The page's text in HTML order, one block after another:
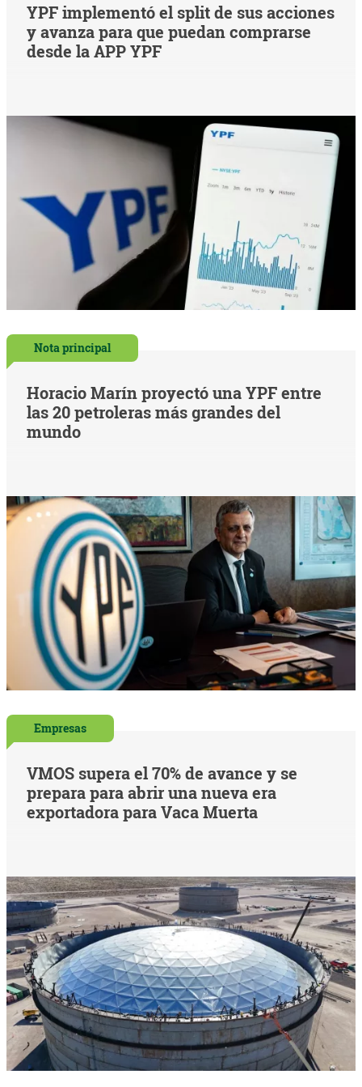
YPF implementó el split de sus acciones
y avanza para que puedan comprarse
desde la APP YPF
Nota principal
Horacio Marín proyectó una YPF entre
las 20 petroleras más grandes del
mundo
Empresas
VMOS supera el 70% de avance y se
prepara para abrir una nueva era
exportadora para Vaca Muerta